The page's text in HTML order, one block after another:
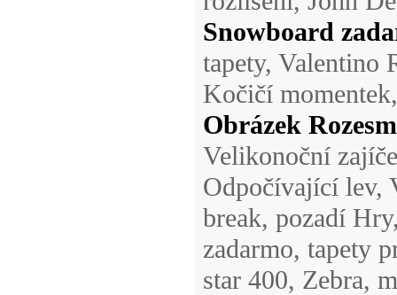
Snowboard
tapety, Valentino
Kočičí
Obrázek
Velikonoční
Odpočívající lev,
break, pozadí
zadarmo, tapety
star 400, Zebra,